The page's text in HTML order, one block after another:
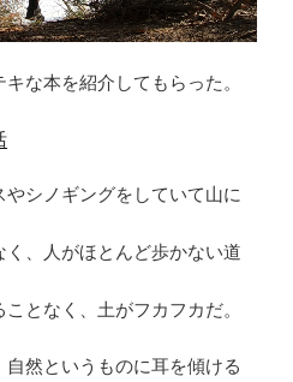
な本を紹介してもらった。
シノギングをしていて山に
、人がほとんど歩かない道
となく、土がフカフカだ。
然というものに耳を傾ける